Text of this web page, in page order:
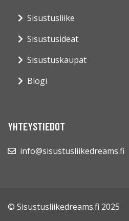
Sisustusliike
Sisustusideat
Sisustuskaupat
Blogi
YHTEYSTIEDOT
info@sisustusliikedreams.fi
© Sisustusliikedreams.fi 2025